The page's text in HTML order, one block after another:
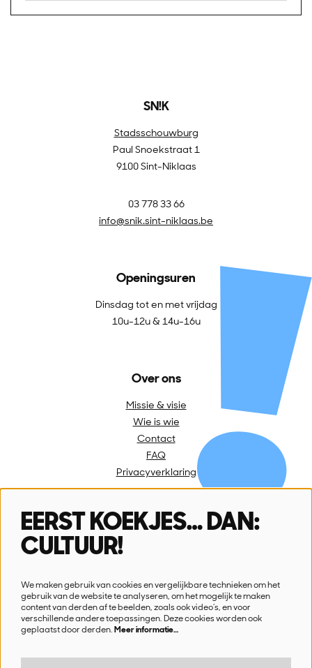
SN!K
Stadsschouwburg
Paul Snoekstraat 1
9100 Sint-Niklaas
03 778 33 66
info@snik.sint-niklaas.be
Openingsuren
Dinsdag tot en met vrijdag
10u-12u & 14u-16u
Over ons
Missie & visie
Wie is wie
Contact
FAQ
Privacyverklaring
Volg ons
Schrijf je in voor onze nieuwsbrief
Ik wil nieuws!
EERST KOEKJES… DAN:
CULTUUR!
We maken gebruik van cookies en vergelijkbare technieken om het
gebruik van de website te analyseren, om het mogelijk te maken
content van derden af te beelden, zoals ook video’s, en voor
verschillende andere toepassingen. Deze cookies worden ook
geplaatst door derden.Meer informatie…